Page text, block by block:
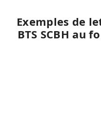
Exemples de
BTS SCBH au